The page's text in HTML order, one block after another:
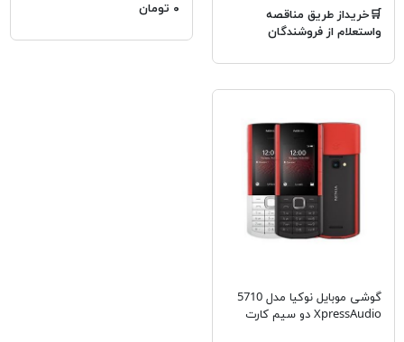
🛒خریداز طریق مناقصه
واستعلام از فروشندگان
۰ تومان
گوشی موبایل نوکیا مدل 5710
XpressAudio دو سیم کارت